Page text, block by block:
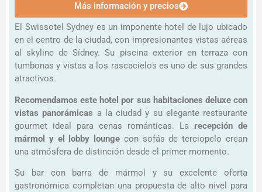
Más información y precios
El Swissotel Sydney es un imponente hotel de lujo ubicado
en el centro de la ciudad, con impresionantes vistas aéreas
al skyline de Sídney. Su piscina exterior en terraza con
tumbonas y vistas a los rascacielos es uno de sus grandes
atractivos.
Recomendamos este hotel por sus habitaciones deluxe con
vistas panorámicas a la ciudad y su elegante restaurante
gourmet ideal para cenas románticas. La recepción de
mármol y el lobby lounge con sofás de terciopelo crean
una atmósfera de distinción desde el primer momento.
Su bar con barra de mármol y su excelente oferta
gastronómica completan una propuesta de alto nivel para